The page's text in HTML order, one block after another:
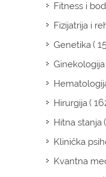
Fitness i
Fizijatrija i
Genetika(
Ginekologija
Hirurgija(
Hitna stanja
Klinička
Kvantna